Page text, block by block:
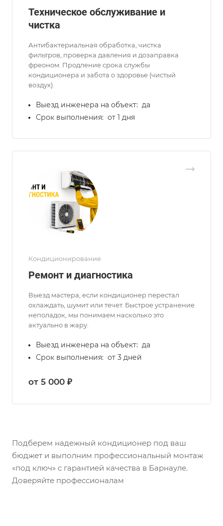
Техническое обслуживание и
чистка
Антибактериальная обработка, чистка
фильтров, проверка давления и дозаправка
фреоном. Продление срока службы
кондиционера и забота о здоровье (чистый
воздух).
Выезд инженера на объект: да
Срок выполнения: от 1 дня
Кондиционирование
Ремонт и диагностика
Выезд мастера, если кондиционер перестал
охлаждать, шумит или течет. Быстрое устранение
неполадок, мы понимаем насколько это
актуально в жару.
Выезд инженера на объект: да
Срок выполнения: от 3 дней
от 5 000 ₽
Подберем надежный кондиционер под ваш
бюджет и выполним профессиональный монтаж
«под ключ» с гарантией качества в Барнауле.
Доверяйте профессионалам